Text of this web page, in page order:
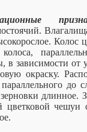
Колос
в зависимости
окраску.
до
длинное.
цветковой чешуи